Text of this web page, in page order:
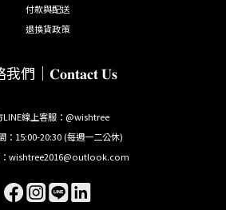
付款與配送
退換貨政策
我們｜𝐂𝐨𝐧𝐭𝐚𝐜𝐭 𝐔𝐬
LINE線上客服：@wishtree
：15:00-20:30 (每週一二公休)
：wishtree2016@outlook.com